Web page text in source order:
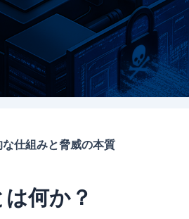
仕組みと脅威の本質
何か？